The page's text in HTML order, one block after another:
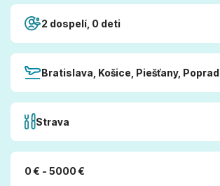
2 dospelí, 0 deti
Bratislava, Košice, Piešťany, Poprad
Strava
0 € - 5000 €